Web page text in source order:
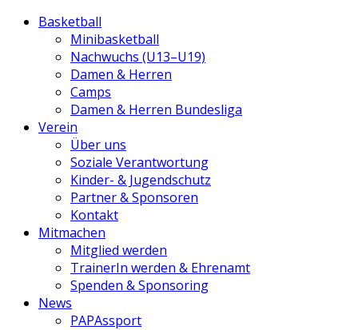
Basketball
Minibasketball
Nachwuchs (U13–U19)
Damen & Herren
Camps
Damen & Herren Bundesliga
Verein
Über uns
Soziale Verantwortung
Kinder- & Jugendschutz
Partner & Sponsoren
Kontakt
Mitmachen
Mitglied werden
TrainerIn werden & Ehrenamt
Spenden & Sponsoring
News
PAPAssport